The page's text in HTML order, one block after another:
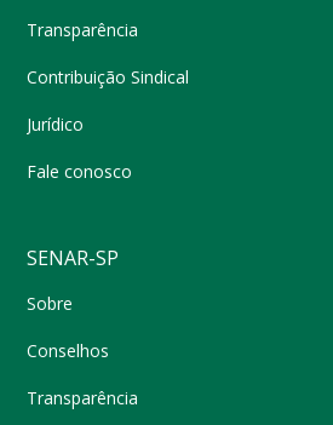
Transparência
Contribuição Sindical
Jurídico
Fale conosco
SENAR-SP
Sobre
Conselhos
Transparência